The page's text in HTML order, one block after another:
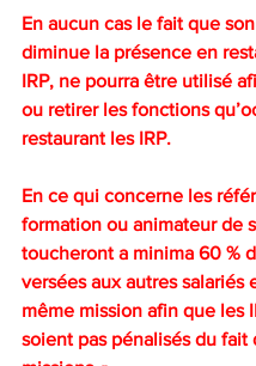
En aucun cas le fait que
diminue la présence en
IRP, ne pourra être utilisé
ou retirer les fonctions
restaurant les IRP.
En ce qui concerne les
formation ou animateur de
toucheront a minima 60 %
versées aux autres salariés
même mission afin que les
soient pas pénalisés du fait